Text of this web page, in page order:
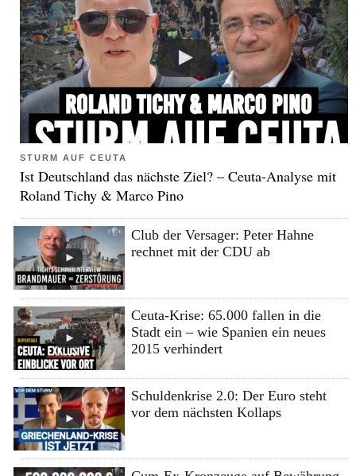
STURM AUF CEUTA
Ist Deutschland das nächste Ziel? – Ceuta-Analyse mit
Roland Tichy & Marco Pino
Club der Versager: Peter Hahne
rechnet mit der CDU ab
Ceuta-Krise: 65.000 fallen in die
Stadt ein – wie Spanien ein neues
2015 verhindert
Schuldenkrise 2.0: Der Euro steht
vor dem nächsten Kollaps